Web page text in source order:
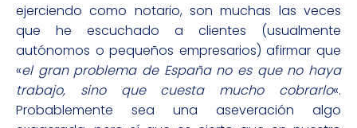
ejerciendo como notario, son muchas las veces
que he escuchado a clientes (usualmente
autónomos o pequeños empresarios) afirmar que
«el gran problema de España no es que no haya
trabajo, sino que cuesta mucho cobrarlo«.
Probablemente sea una aseveración algo